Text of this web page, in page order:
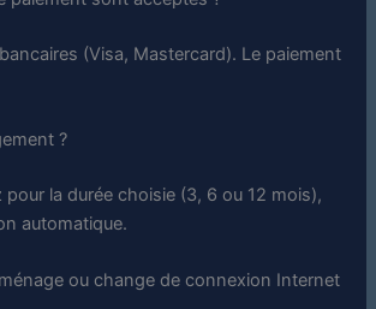
(Visa, Mastercard). Le paiement
?
la durée choisie (3, 6 ou 12 mois),
automatique.
ou change de connexion Internet